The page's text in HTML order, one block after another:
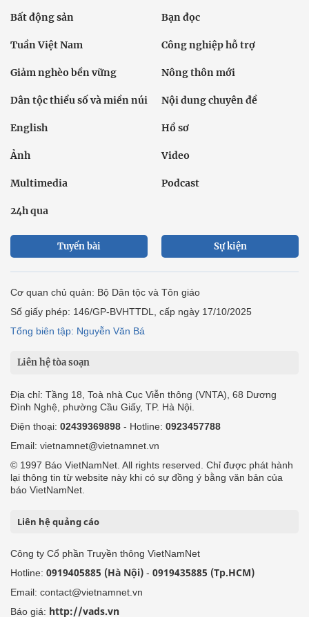
Bất động sản Bạn đọc
Tuần Việt Nam Công nghiệp hỗ trợ
Giảm nghèo bền vững Nông thôn mới
Dân tộc thiểu số và miền núi Nội dung chuyên đề
English Hồ sơ
Ảnh Video
Multimedia Podcast
24h qua
Tuyến bài Sự kiện
Cơ quan chủ quản: Bộ Dân tộc và Tôn giáo
Số giấy phép: 146/GP-BVHTTDL, cấp ngày 17/10/2025
Tổng biên tập: Nguyễn Văn Bá
Liên hệ tòa soạn
Địa chỉ: Tầng 18, Toà nhà Cục Viễn thông (VNTA), 68 Dương
Đình Nghệ, phường Cầu Giấy, TP. Hà Nội.
Điện thoại: 02439369898 - Hotline: 0923457788
Email: vietnamnet@vietnamnet.vn
© 1997 Báo VietNamNet. All rights reserved. Chỉ được phát hành
lại thông tin từ website này khi có sự đồng ý bằng văn bản của
báo VietNamNet.
Liên hệ quảng cáo
Công ty Cổ phần Truyền thông VietNamNet
Hotline: 0919405885 (Hà Nội) - 0919435885 (Tp.HCM)
Email: contact@vietnamnet.vn
Báo giá: http://vads.vn